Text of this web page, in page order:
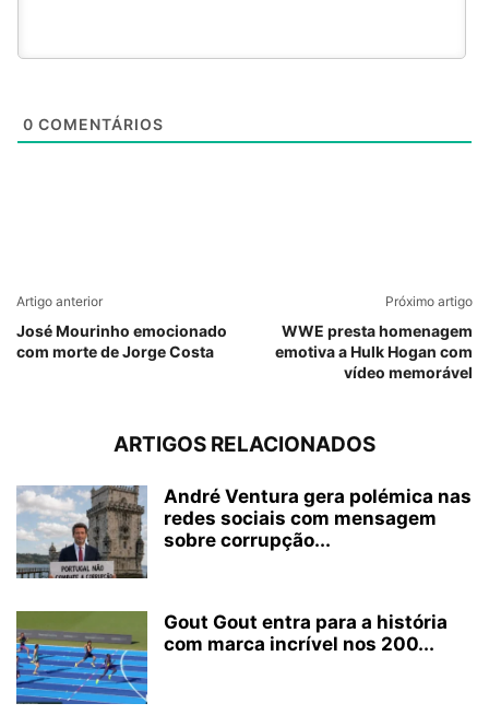
0 COMENTÁRIOS
Artigo anterior
José Mourinho emocionado
com morte de Jorge Costa
Próximo artigo
WWE presta homenagem
emotiva a Hulk Hogan com
vídeo memorável
ARTIGOS RELACIONADOS
André Ventura gera polémica nas
redes sociais com mensagem
sobre corrupção...
Gout Gout entra para a história
com marca incrível nos 200...